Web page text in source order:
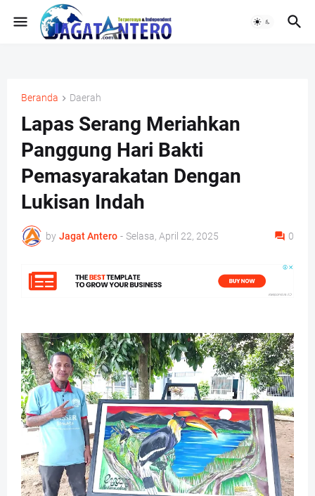
Beranda Daerah
Lapas Serang Meriahkan
Panggung Hari Bakti
Pemasyarakatan Dengan
Lukisan Indah
by Jagat Antero - Selasa, April 22, 2025 0